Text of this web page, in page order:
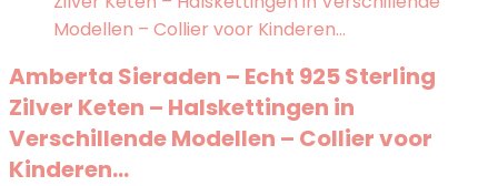
Amberta Sieraden – Echt 925 Sterling
Zilver Keten – Halskettingen in
Verschillende Modellen – Collier voor
Kinderen…